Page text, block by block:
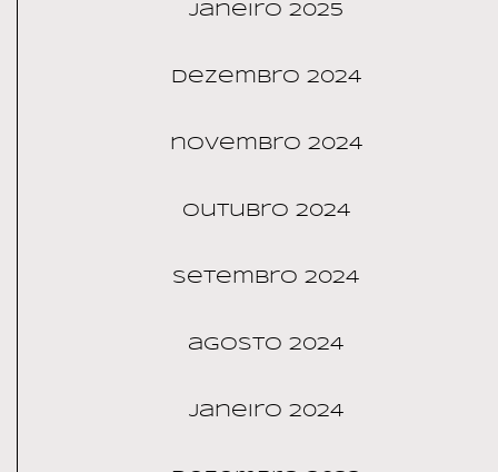
janeiro 2025
dezembro 2024
novembro 2024
outubro 2024
setembro 2024
agosto 2024
janeiro 2024